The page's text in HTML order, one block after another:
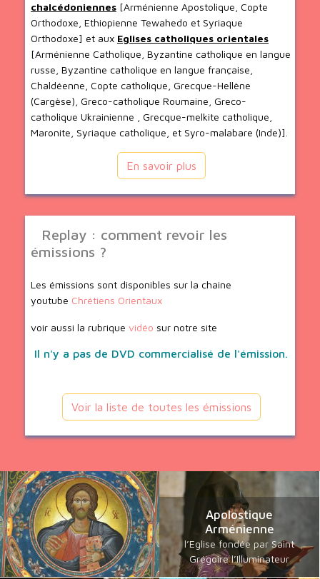
chalcédoniennes [Arménienne Apostolique, Copte
Orthodoxe, Ethiopienne Tewahedo et Syriaque
Orthodoxe] et aux Eglises catholiques orientales
[Arménienne Catholique, Byzantine catholique en langue
russe, Byzantine catholique en langue française,
Chaldéenne, Copte catholique, Grecque-Hellène
(Cargèse), Greco-catholique Roumaine, Greco-
catholique Ukrainienne , Grecque-melkite catholique,
Maronite, Syriaque catholique, et Syro-malabare (Inde)].
En savoir plus
Replay : comment revoir les
émissions ?
Les émissions sont disponibles sur la chaine
youtube Chrétiens Orientaux
voir aussi la rubrique vidéo sur notre site
Il n'y a pas de DVD commercialisé de l'émission.
Voir la liste de toutes les émissions
Apolostique
Arménienne
l’Eglise fondée par Saint
Grégoire l’Illuminateur